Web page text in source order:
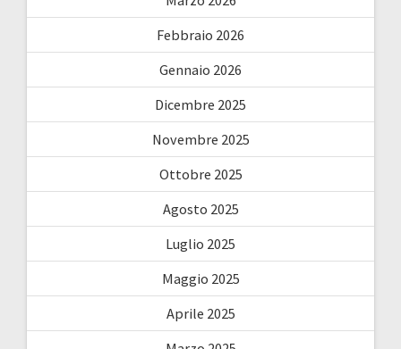
Febbraio 2026
Gennaio 2026
Dicembre 2025
Novembre 2025
Ottobre 2025
Agosto 2025
Luglio 2025
Maggio 2025
Aprile 2025